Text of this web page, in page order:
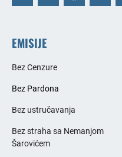
EMISIJE
Bez Cenzure
Bez Pardona
Bez ustručavanja
Bez straha sa Nemanjom
Šarovićem